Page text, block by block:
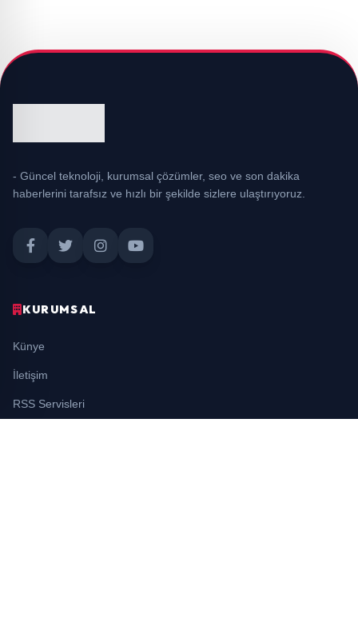
- Güncel teknoloji, kurumsal çözümler, seo ve son dakika
haberlerini tarafsız ve hızlı bir şekilde sizlere ulaştırıyoruz.
KURUMSAL
Künye
İletişim
RSS Servisleri